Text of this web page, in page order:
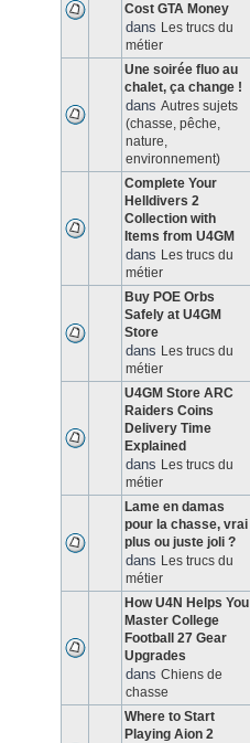
Cost GTA Money
dans Les trucs du
métier
Une soirée fluo au
chalet, ça change !
dans Autres sujets
(chasse, pêche,
nature,
environnement)
Complete Your
Helldivers 2
Collection with
Items from U4GM
dans Les trucs du
métier
Buy POE Orbs
Safely at U4GM
Store
dans Les trucs du
métier
U4GM Store ARC
Raiders Coins
Delivery Time
Explained
dans Les trucs du
métier
Lame en damas
pour la chasse, vrai
plus ou juste joli ?
dans Les trucs du
métier
How U4N Helps You
Master College
Football 27 Gear
Upgrades
dans Chiens de
chasse
Where to Start
Playing Aion 2